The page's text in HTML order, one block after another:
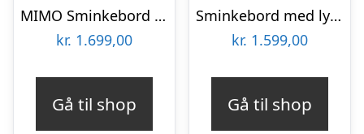
MIMO Sminkebord med spejl 85x35cm Antik pink
kr. 1.699,00
Gå til shop
Sminkebord med lys og spejl i stål og MDF H76 – 137,5 x B100 x D50 cm – Mat guld/Hvid
kr. 1.599,00
Gå til shop